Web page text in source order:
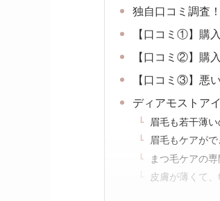
独自口コミ調査
【口コミ①】購
【口コミ②】購
【口コミ③】悪
ディアモストア
眉毛も若干薄
眉毛もケアが
まつ毛ケアの
皮膚が薄くて